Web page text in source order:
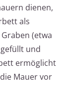
dienen,
als
(etwa
und
ermöglicht
Mauer vor